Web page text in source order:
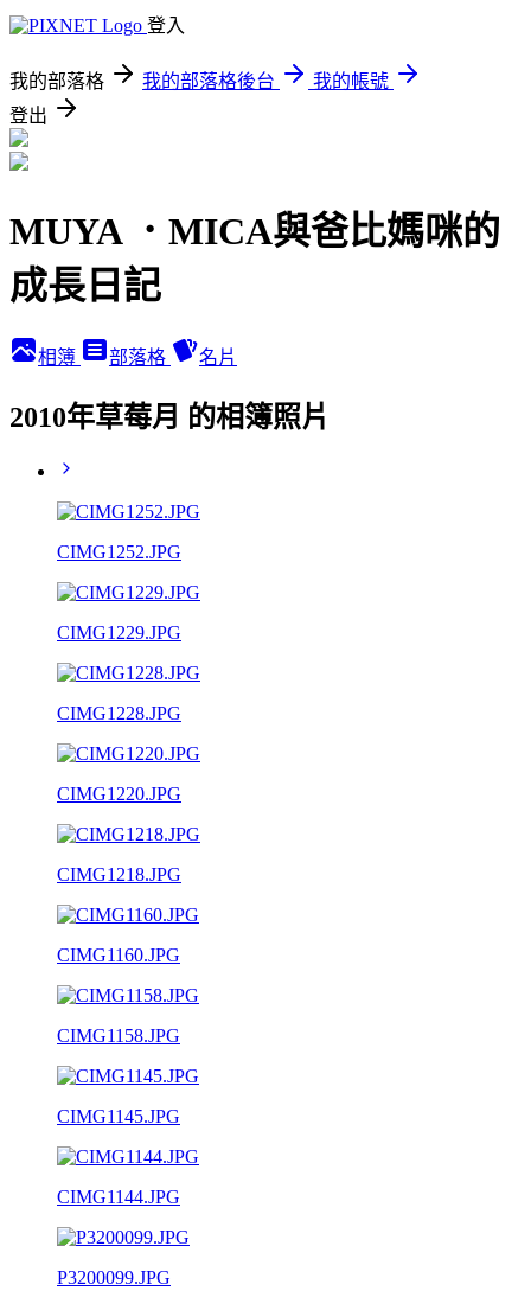
登入
我的部落格 我的部落格後台
我的帳號
登出
MUYA ．MICA與爸比媽咪的
成長日記
相簿 部落格 名片
2010年草莓月 的相簿照片
CIMG1252.JPG
CIMG1229.JPG
CIMG1228.JPG
CIMG1220.JPG
CIMG1218.JPG
CIMG1160.JPG
CIMG1158.JPG
CIMG1145.JPG
CIMG1144.JPG
P3200099.JPG